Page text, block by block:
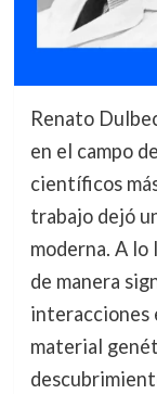
Renato
en el campo
científicos
trabajo dejó
moderna. A lo
de manera
interacciones
material